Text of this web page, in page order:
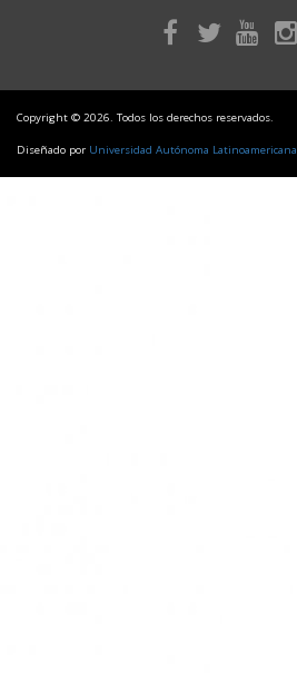
Copyright © 2026. Todos los derechos reservados.
Diseñado por Universidad Autónoma Latinoamericana